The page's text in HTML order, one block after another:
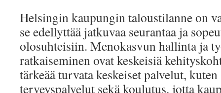
Helsingin kaupungin taloustilanne on
se edellyttää jatkuvaa seurantaa ja
olosuhteisiin. Menokasvun hallinta ja
ratkaiseminen ovat keskeisiä
tärkeää turvata keskeiset palvelut,
terveyspalvelut sekä koulutus, jotta